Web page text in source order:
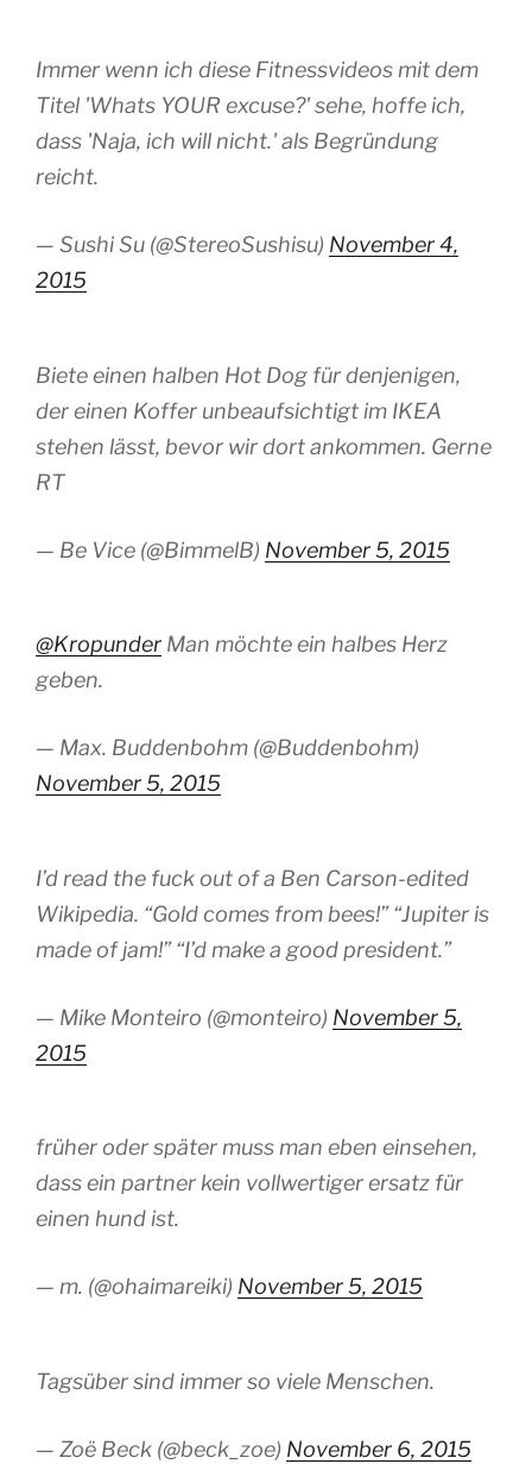
Immer wenn ich diese Fitnessvideos mit dem
Titel 'Whats YOUR excuse?' sehe, hoffe ich,
dass 'Naja, ich will nicht.' als Begründung
reicht.
— Sushi Su (@StereoSushisu) November 4,
2015
Biete einen halben Hot Dog für denjenigen,
der einen Koffer unbeaufsichtigt im IKEA
stehen lässt, bevor wir dort ankommen. Gerne
RT
— Be Vice (@BimmelB) November 5, 2015
@Kropunder Man möchte ein halbes Herz
geben.
— Max. Buddenbohm (@Buddenbohm)
November 5, 2015
I’d read the fuck out of a Ben Carson-edited
Wikipedia. “Gold comes from bees!” “Jupiter is
made of jam!” “I’d make a good president.”
— Mike Monteiro (@monteiro) November 5,
2015
früher oder später muss man eben einsehen,
dass ein partner kein vollwertiger ersatz für
einen hund ist.
— m. (@ohaimareiki) November 5, 2015
Tagsüber sind immer so viele Menschen.
— Zoë Beck (@beck_zoe) November 6, 2015